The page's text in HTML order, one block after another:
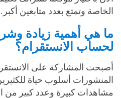
الخاصة وتمتع بعدد متابعين أكبر.
ما هي أهمية زيادة
لحساب الانستقرام؟
أصبحت المشاركة على
المنشورات أسلوب حياة
مشاهدات كبيرة وعدد كبير من